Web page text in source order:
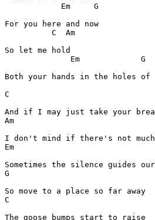
Em
G
C
Am
Em
G
Both your hands in the holes of
C
Am
Em
G
C